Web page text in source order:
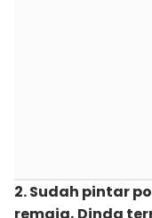
2. Sudah pintar